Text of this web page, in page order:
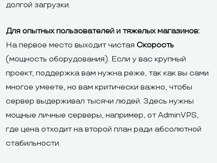
долгой загрузки.
Для опытных пользователей и тяжелых магазинов:
На первое место выходит чистая Скорость
(мощность оборудования). Если у вас крупный
проект, поддержка вам нужна реже, так как вы сами
многое умеете, но вам критически важно, чтобы
сервер выдерживал тысячи людей. Здесь нужны
мощные личные серверы, например, от AdminVPS,
где цена отходит на второй план ради абсолютной
стабильности.